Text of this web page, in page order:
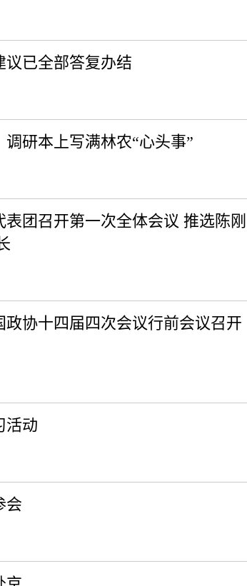
议已全部答复办结
研本上写满林农“心头事”
团召开第一次全体会议 推选陈刚
协十四届四次会议行前会议召开
活动
会